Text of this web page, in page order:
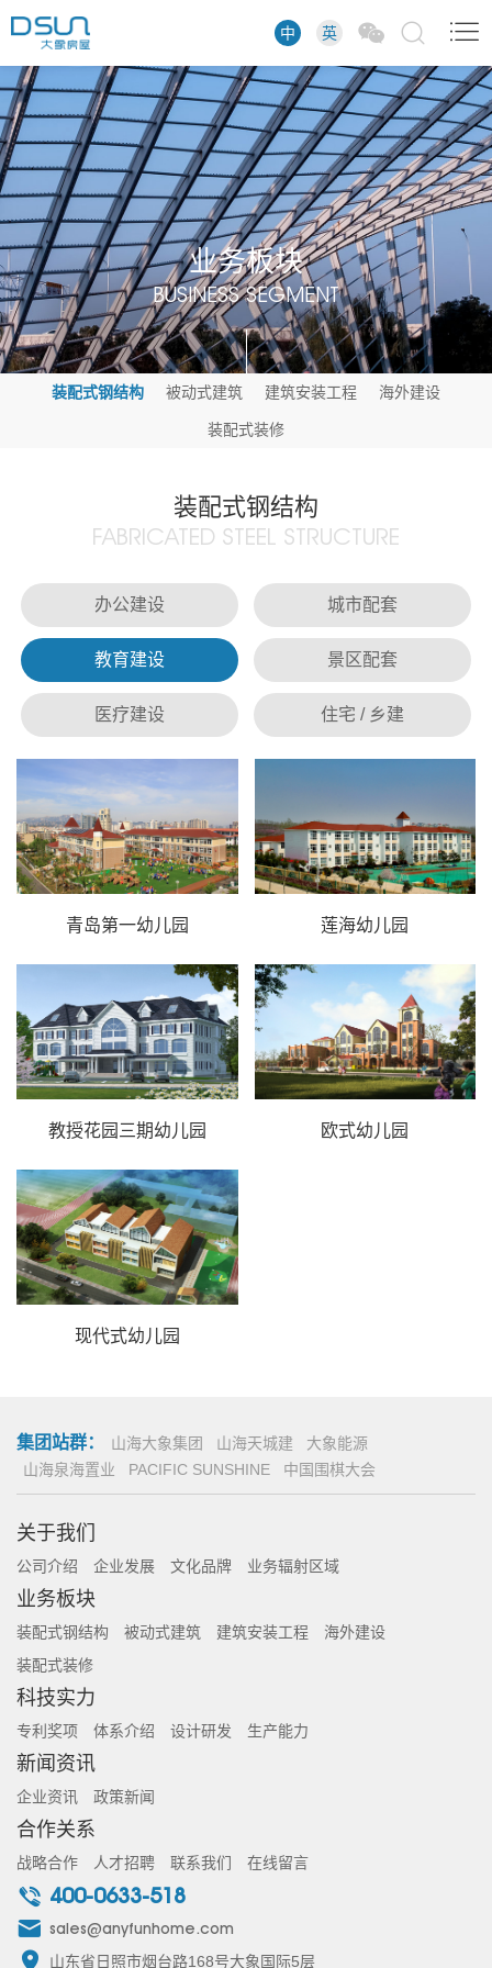
中 英
业务板块
BUSINESS SEGMENT
装配式钢结构 被动式建筑 建筑安装工程 海外建设
装配式装修
装配式钢结构
FABRICATED STEEL STRUCTURE
办公建设 城市配套
教育建设 景区配套
医疗建设 住宅 / 乡建
青岛第一幼儿园 莲海幼儿园
教授花园三期幼儿园 欧式幼儿园
现代式幼儿园
集团站群： 山海大象集团 山海天城建
大象能源
山海泉海置业
PACIFIC SUNSHINE 中国围棋大会
关于我们
公司介绍 企业发展 文化品牌 业务辐射区域
业务板块
装配式钢结构 被动式建筑 建筑安装工程
海外建设
装配式装修
科技实力
专利奖项 体系介绍 设计研发 生产能力
新闻资讯
企业资讯 政策新闻
合作关系
战略合作 人才招聘 联系我们 在线留言
400-0633-518
sales@anyfunhome.com
山东省日照市烟台路168号大象国际5层